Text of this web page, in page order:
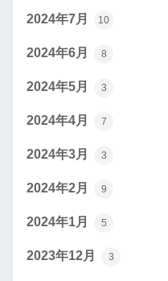
2024年7月 10
2024年6月 8
2024年5月 3
2024年4月 7
2024年3月 3
2024年2月 9
2024年1月 5
2023年12月 3